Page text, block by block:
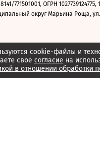
cookie-файлы и
свое согласие на
в отношении обработки
771501001, ОГРН
округ Марьина Роща, ул.